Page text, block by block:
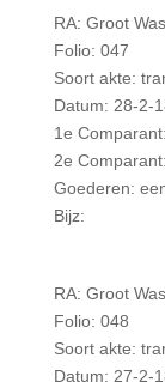
RA: Groot
Folio: 047
Soort akte:
Datum: 28-2-
1e
2e
Goederen:
Bijz:
RA: Groot
Folio: 048
Soort akte:
Datum: 27-2-